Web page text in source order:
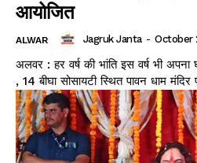
आयोजित
ALWAR Jagruk Janta - October
अलवर : हर वर्ष की भांति इस वर्ष भी
, 14 बीघा सोसायटी स्थित पावन धाम मंदिर